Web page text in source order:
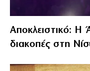
Αποκλειστικό: Η
διακοπές στη